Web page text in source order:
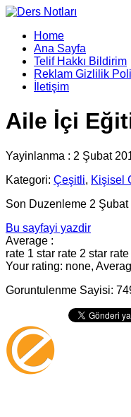
Home
Ana Sayfa
Telif Hakkı Bildirim
Reklam Gizlilik
İletişim
Aile İçi
Yayinlanma : 2 Şubat
Kategori: Çeşitli, Kişisel
Son Duzenleme 2 Şubat
Bu sayfayi yazdir
Average :
rate 1 star rate 2 star
Your rating: none,
Goruntulenme Sayisi: